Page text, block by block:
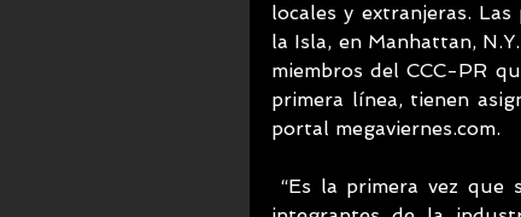
locales y extranjeras.
la Isla, en Manhattan,
miembros del CCC-PR
primera línea, tienen
portal megaviernes.com.